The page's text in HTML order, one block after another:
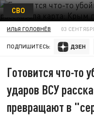
СВО
ИЛЬЯ ГОЛОВНЁВ 03
ПОДПИШИТЕСЬ:
Готовится что-то
ударов ВСУ
превращают в